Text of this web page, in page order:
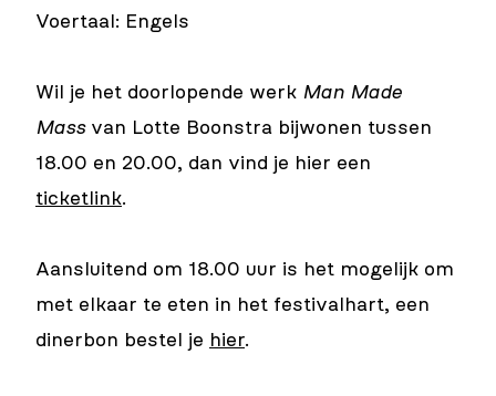
Voertaal: Engels
Wil je het doorlopende werk Man Made
Massvan Lotte Boonstra bijwonen tussen
18.00 en 20.00, dan vind je hier een
ticketlink.
Aansluitend om 18.00 uur is het mogelijk om
met elkaar te eten in het festivalhart, een
dinerbon bestel je hier.